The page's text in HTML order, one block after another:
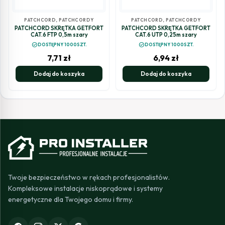
PATCHCORD ,PATCHCORDY
PATCHCORD SKRĘTKA GETFORT
CAT.6 FTP 0,5m szary
check_circleDOSTĘPNY 1000SZT.
7,71 zł
Dodaj do koszyka
PATCHCORD ,PATCHCORDY
PATCHCORD SKRĘTKA GETFORT
CAT.6 UTP 0,25m szary
check_circleDOSTĘPNY 1000SZT.
6,94 zł
Dodaj do koszyka
Twoje bezpieczeństwo w rękach profesjonalistów.
Kompleksowe instalacje niskoprądowe i systemy
energetyczne dla Twojego domu i firmy.